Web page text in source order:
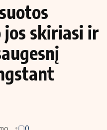
Įmonės
Žemės ūkis
Technologijos
Laisvalaikis
jos skiriasi ir
0